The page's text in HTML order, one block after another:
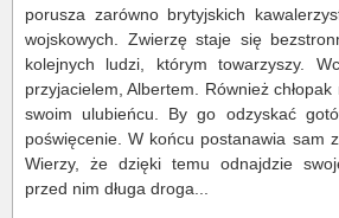
porusza zarówno brytyjskich
wojskowych. Zwierzę staje się
kolejnych ludzi, którym towarzyszy.
przyjacielem, Albertem. Również
swoim ulubieńcu. By go odzyskać
poświęcenie. W końcu postanawia sam
Wierzy, że dzięki temu odnajdzie
przed nim długa droga...